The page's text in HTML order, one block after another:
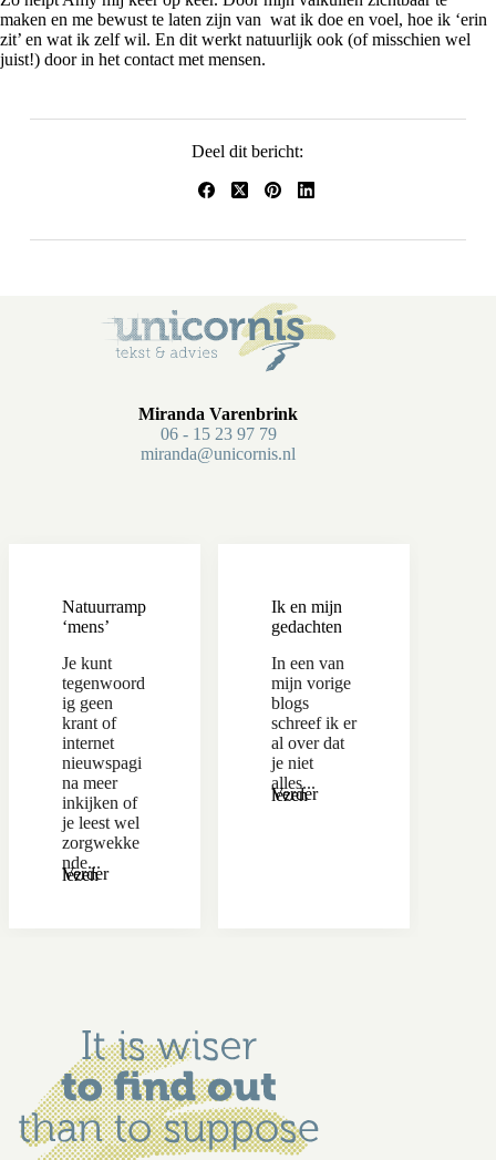
maken en me bewust te laten zijn van wat ik doe en voel, hoe ik ‘erin
zit’ en wat ik zelf wil. En dit werkt natuurlijk ook (of misschien wel
juist!) door in het contact met mensen.
Deel dit bericht:
Miranda Varenbrink
06 - 15 23 97 79
miranda@unicornis.nl
Natuurramp
‘mens’
Je kunt
tegenwoord
ig geen
krant of
internet
nieuwspagi
na meer
inkijken of
je leest wel
zorgwekke
nde...
Verder lezen
Ik en mijn
gedachten
In een van
mijn vorige
blogs
schreef ik er
al over dat
je niet
alles...
Verder lezen